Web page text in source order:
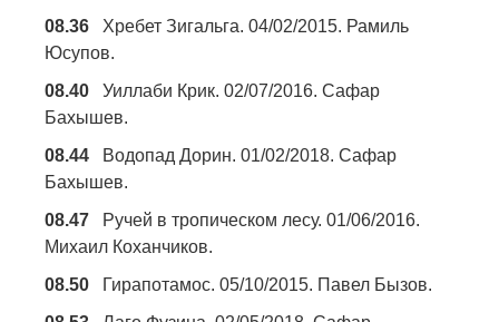
08.36 Хребет Зигальга. 04/02/2015. Рамиль
Юсупов.
08.40 Уиллаби Крик. 02/07/2016. Сафар
Бахышев.
08.44 Водопад Дорин. 01/02/2018. Сафар
Бахышев.
08.47 Ручей в тропическом лесу. 01/06/2016.
Михаил Коханчиков.
08.50 Гирапотамос. 05/10/2015. Павел Бызов.